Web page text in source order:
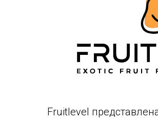
Fruitlevel